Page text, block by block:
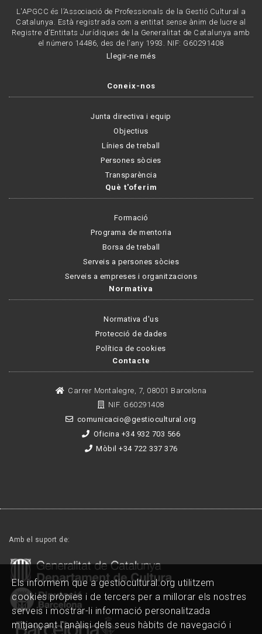
L'APGCC és l’Associació de Professionals de la Gestió Cultural a
Catalunya. Està registrada com a entitat sense ànim de lucre al
Registre d’Entitats Jurídiques de la Generalitat de Catalunya amb
el número 14486, des de l’any 1993. NIF: G60291408
Llegir-ne més
Coneix-nos
Junta directiva i equip
Objectius
Línies de treball
Persones sòcies
Transparència
Què t'oferim
Formació
Programa de mentoria
Borsa de treball
Serveis a persones sòcies
Serveis a empreses i organitzacions
Normativa
Normativa d'us
Protecció de dades
Política de cookies
Contacte
Carrer Montalegre, 7, 08001 Barcelona
NIF. G60291408
comunicacio@gestiocultural.org
Oficina +34 932 703 566
Mòbil +34 722 337 376
Amb el suport de:
Els informem que a gestiocultural.org utilitzem
cookies pròpies i de tercers per a millorar els nostres
serveis i mostrar-li informació personalitzada
mitjançant l'anàlisi dels seus hàbits de navegació i